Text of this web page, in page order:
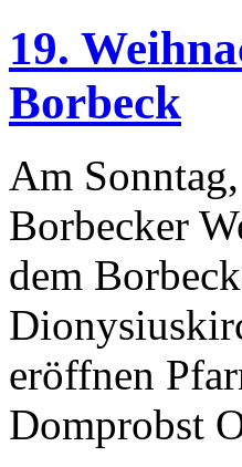
beim CeBo-Initiativkreis
19.
Borbeck
Am
Borbecker
dem
eröffnen
Domprobst